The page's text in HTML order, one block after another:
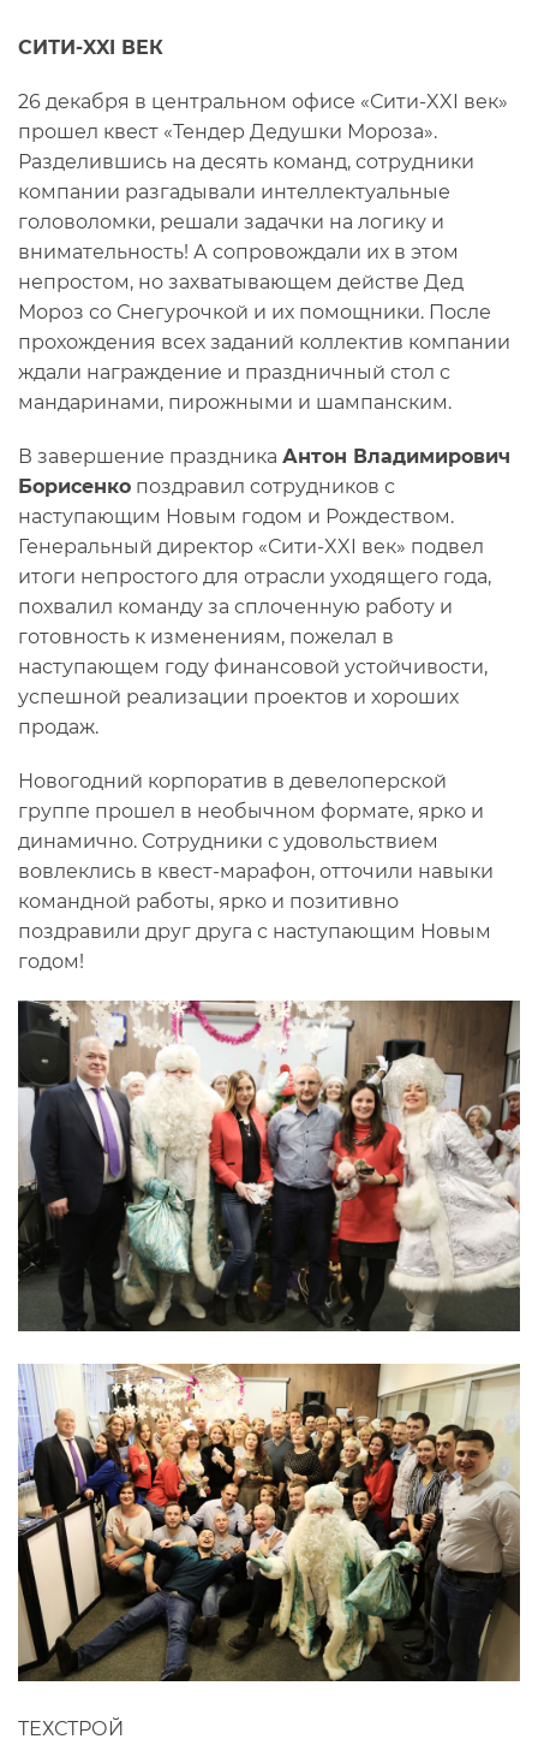
СИТИ-XXI ВЕК
26 декабря в центральном офисе «Сити-XXI век»
прошел квест «Тендер Дедушки Мороза».
Разделившись на десять команд, сотрудники
компании разгадывали интеллектуальные
головоломки, решали задачки на логику и
внимательность! А сопровождали их в этом
непростом, но захватывающем действе Дед
Мороз со Снегурочкой и их помощники. После
прохождения всех заданий коллектив компании
ждали награждение и праздничный стол с
мандаринами, пирожными и шампанским.
В завершение праздника Антон Владимирович
Борисенко поздравил сотрудников с
наступающим Новым годом и Рождеством.
Генеральный директор «Сити-XXI век» подвел
итоги непростого для отрасли уходящего года,
похвалил команду за сплоченную работу и
готовность к изменениям, пожелал в
наступающем году финансовой устойчивости,
успешной реализации проектов и хороших
продаж.
Новогодний корпоратив в девелоперской
группе прошел в необычном формате, ярко и
динамично. Сотрудники с удовольствием
вовлеклись в квест-марафон, отточили навыки
командной работы, ярко и позитивно
поздравили друг друга с наступающим Новым
годом!
ТЕХСТРОЙ